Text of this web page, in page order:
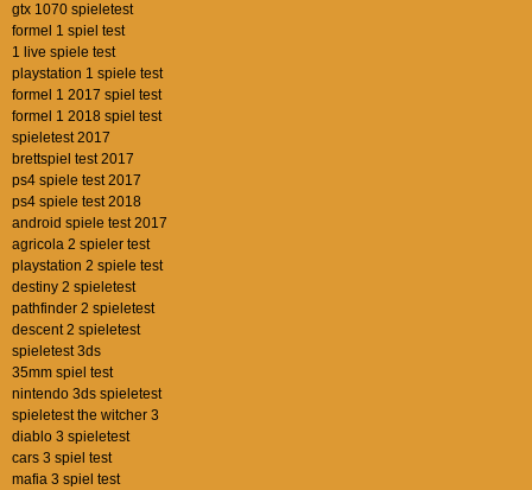
gtx 1070 spieletest
formel 1 spiel test
1 live spiele test
playstation 1 spiele test
formel 1 2017 spiel test
formel 1 2018 spiel test
spieletest 2017
brettspiel test 2017
ps4 spiele test 2017
ps4 spiele test 2018
android spiele test 2017
agricola 2 spieler test
playstation 2 spiele test
destiny 2 spieletest
pathfinder 2 spieletest
descent 2 spieletest
spieletest 3ds
35mm spiel test
nintendo 3ds spieletest
spieletest the witcher 3
diablo 3 spieletest
cars 3 spiel test
mafia 3 spiel test